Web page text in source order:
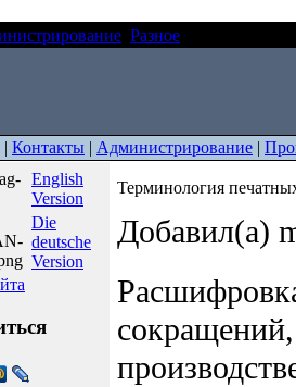
Разное
| Контакты | Администрирование |
English
Version
Die
deutsche
Version
Терминология
Добавил(а)